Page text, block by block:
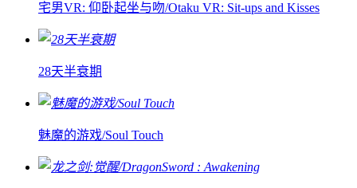
宅男VR: 仰卧起坐与吻/Otaku VR: Sit-ups and Kisses
28天半衰期
魅魔的游戏/Soul Touch